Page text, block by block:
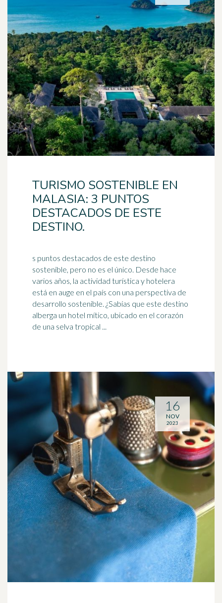
TURISMO SOSTENIBLE EN
MALASIA: 3 PUNTOS
DESTACADOS DE ESTE
DESTINO.
s puntos destacados de este destino
sostenible, pero no es el único. Desde hace
varios años, la actividad turística y hotelera
está en auge en el país con una perspectiva de
desarrollo sostenible. ¿Sabías que este destino
alberga un hotel mítico, ubicado en el corazón
de una selva tropical ...
16
NOV
2023